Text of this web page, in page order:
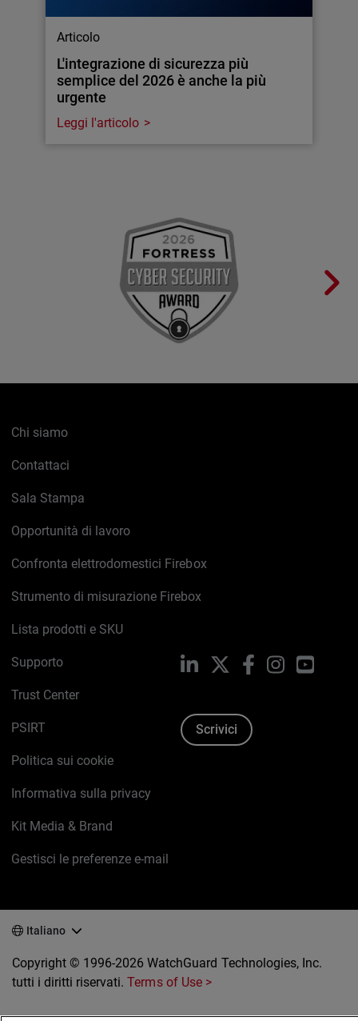
Articolo
L'integrazione di sicurezza più
semplice del 2026 è anche la più
urgente
Leggi l'articolo
Chi siamo
Contattaci
Sala Stampa
Opportunità di lavoro
Confronta elettrodomestici Firebox
Strumento di misurazione Firebox
Lista prodotti e SKU
Supporto
Trust Center
PSIRT
Politica sui cookie
Informativa sulla privacy
Kit Media & Brand
Gestisci le preferenze e-mail
LinkedIn FacebookInstagram
Scrivici
Italiano
Copyright © 1996-2026 WatchGuard Technologies, Inc.
tutti i diritti riservati.Terms of Use >